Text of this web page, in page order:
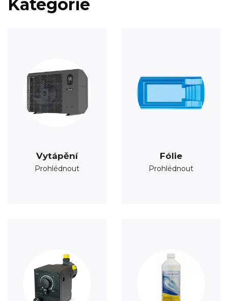
Kategorie
Vytápění
Prohlédnout
Fólie
Prohlédnout